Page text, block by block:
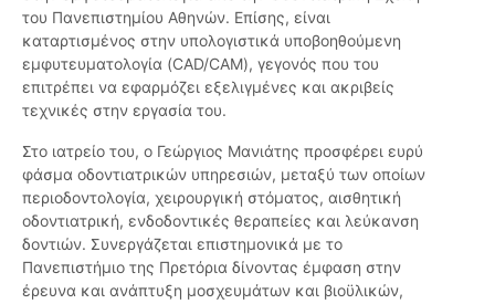
του Πανεπιστημίου Αθηνών. Επίσης, είναι
καταρτισμένος στην υπολογιστικά υποβοηθούμενη
εμφυτευματολογία (CAD/CAM), γεγονός που του
επιτρέπει να εφαρμόζει εξελιγμένες και ακριβείς
τεχνικές στην εργασία του.
Στο ιατρείο του, ο Γεώργιος Μανιάτης προσφέρει ευρύ
φάσμα οδοντιατρικών υπηρεσιών, μεταξύ των οποίων
περιοδοντολογία, χειρουργική στόματος, αισθητική
οδοντιατρική, ενδοδοντικές θεραπείες και λεύκανση
δοντιών. Συνεργάζεται επιστημονικά με το
Πανεπιστήμιο της Πρετόρια δίνοντας έμφαση στην
έρευνα και ανάπτυξη μοσχευμάτων και βιοϋλικών,